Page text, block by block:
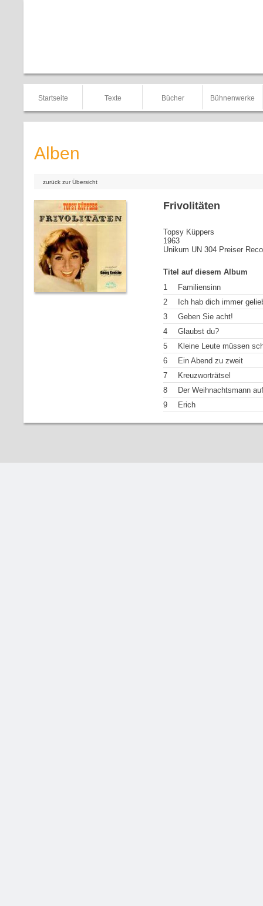
Startseite Texte Bücher Bühnenwerke
Alben
zurück zur Übersicht
Frivolitäten
Topsy Küppers
1963
Unikum UN 304 Preiser
Titel auf diesem Album
1
Familiensinn
2
Ich hab dich immer
3
Geben Sie acht!
4
Glaubst du?
5
Kleine Leute müssen
6
Ein Abend zu zweit
7
Kreuzworträtsel
8
Der Weihnachtsmann
9
Erich